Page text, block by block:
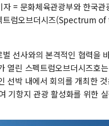
= 문화체육관광부와 한국
트럼오브더시즈(Spectrum
선사와의 본격적인 협력을
열린 스펙트럼오브더시즈호
선박 내에서 회의를 개최한
기항지 관광 활성화를 위한